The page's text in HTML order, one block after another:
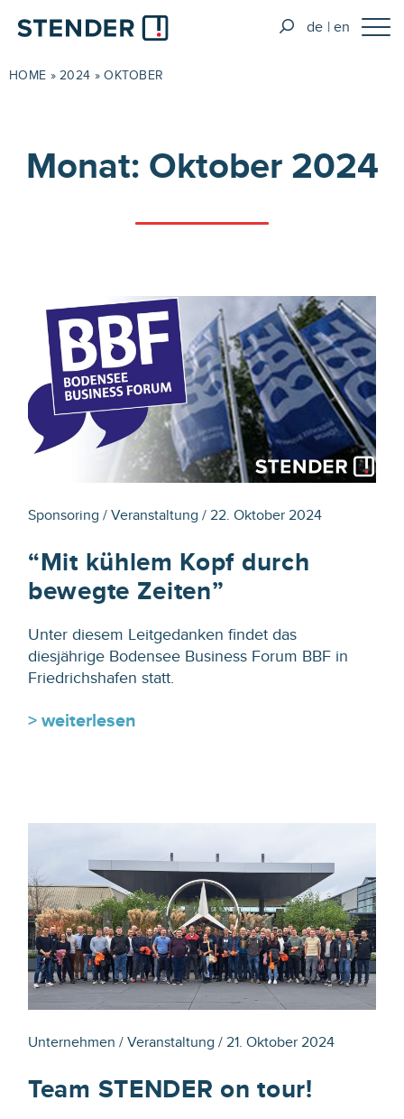
de en
HOME »2024 »OKTOBER
Monat: Oktober 2024
Sponsoring / Veranstaltung / 22. Oktober 2024
“Mit kühlem Kopf durch
bewegte Zeiten”
Unter diesem Leitgedanken findet das
diesjährige Bodensee Business Forum BBF in
Friedrichshafen statt.
> weiterlesen
Unternehmen / Veranstaltung / 21. Oktober 2024
Team STENDER on tour!